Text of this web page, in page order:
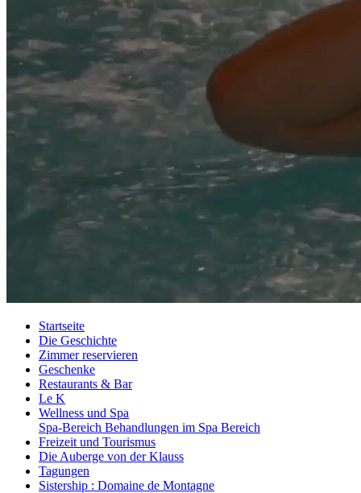
Startseite
Die Geschichte
Zimmer reservieren
Geschenke
Restaurants & Bar
Le K
Wellness und Spa
Spa-Bereich Behandlungen im Spa Bereich
Freizeit und Tourismus
Die Auberge von der Klauss
Tagungen
Sistership : Domaine de Montagne